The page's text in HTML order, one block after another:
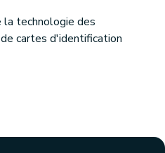
la technologie des
cartes d'identification